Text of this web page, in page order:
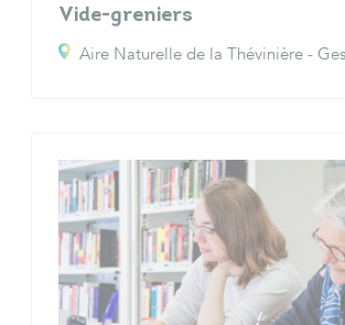
Vide-greniers
Aire Naturelle de la Thévinière -